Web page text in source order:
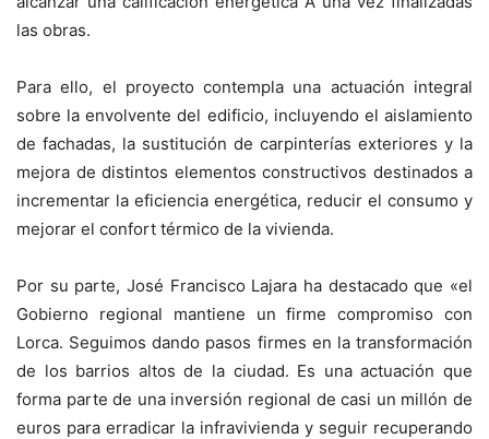
las obras.
Para ello, el proyecto contempla una actuación integral
sobre la envolvente del edificio, incluyendo el aislamiento
de fachadas, la sustitución de carpinterías exteriores y la
mejora de distintos elementos constructivos destinados a
incrementar la eficiencia energética, reducir el consumo y
mejorar el confort térmico de la vivienda.
Por su parte, José Francisco Lajara ha destacado que «el
Gobierno regional mantiene un firme compromiso con
Lorca. Seguimos dando pasos firmes en la transformación
de los barrios altos de la ciudad. Es una actuación que
forma parte de una inversión regional de casi un millón de
euros para erradicar la infravivienda y seguir recuperando